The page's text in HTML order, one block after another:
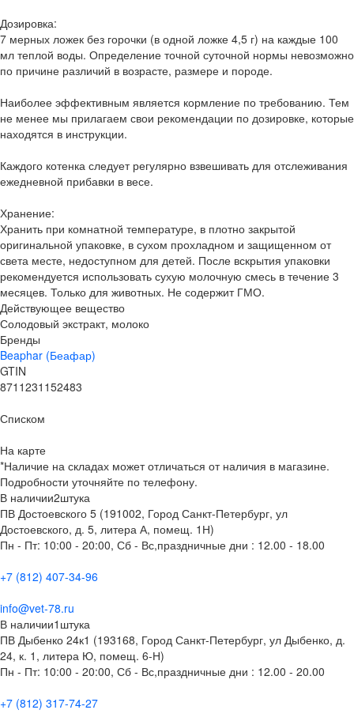
Дозировка:
7 мерных ложек без горочки (в одной ложке 4,5 г) на каждые 100
мл теплой воды. Определение точной суточной нормы невозможно
по причине различий в возрасте, размере и породе.
Наиболее эффективным является кормление по требованию. Тем
не менее мы прилагаем свои рекомендации по дозировке, которые
находятся в инструкции.
Каждого котенка следует регулярно взвешивать для отслеживания
ежедневной прибавки в весе.
Хранение:
Хранить при комнатной температуре, в плотно закрытой
оригинальной упаковке, в сухом прохладном и защищенном от
света месте, недоступном для детей. После вскрытия упаковки
рекомендуется использовать сухую молочную смесь в течение 3
месяцев. Только для животных. Не содержит ГМО.
Действующее вещество
Солодовый экстракт, молоко
Бренды
Beaphar (Беафар)
GTIN
8711231152483
Списком
На карте
*Наличие на складах может отличаться от наличия в магазине.
Подробности уточняйте по телефону.
В наличии2штука
ПВ Достоевского 5 (191002, Город Санкт-Петербург, ул
Достоевского, д. 5, литера А, помещ. 1Н)
Пн - Пт: 10:00 - 20:00, Сб - Вс,праздничные дни : 12.00 - 18.00
+7 (812) 407-34-96
info@vet-78.ru
В наличии1 штука
ПВ Дыбенко 24к1 (193168, Город Санкт-Петербург, ул Дыбенко, д.
24, к. 1, литера Ю, помещ. 6-Н)
Пн - Пт: 10:00 - 20:00, Сб - Вс,праздничные дни : 12.00 - 20.00
+7 (812) 317-74-27